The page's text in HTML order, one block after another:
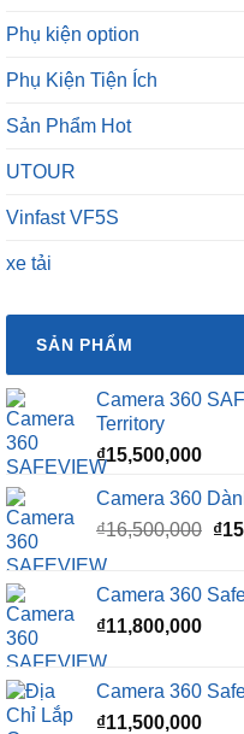
Phụ kiện option
Phụ Kiện Tiện Ích
Sản Phẩm Hot
UTOUR
Vinfast VF5S
xe tải
SẢN PHẨM
Camera 360
Territory
₫15,500,000
Camera 360
₫16,500,000 Giá
₫
Camera 360
₫11,800,000
Camera 360
₫11,500,000